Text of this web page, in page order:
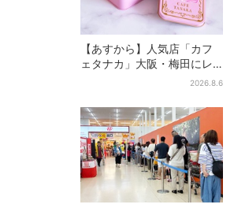
【あすから】人気店「カフ
ェタナカ」大阪・梅田にレ
ア商品集結…本店人気パン＆
夏イベント
2026.8.6